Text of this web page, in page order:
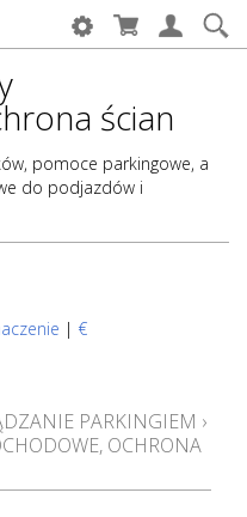
ścian
pomoce parkingowe, a
do podjazdów i
| €
PARKINGIEM ›
OCHRONA